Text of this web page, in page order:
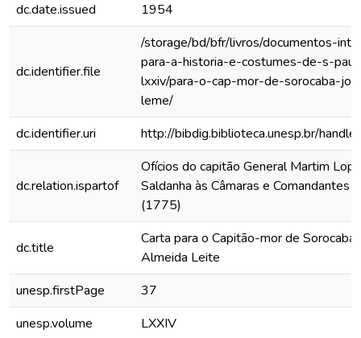
dc.date.issued
1954
dc.identifier.file
/storage/bd/bfr/livros/documentos-
para-a-historia-e-costumes-de-s-
lxxiv/para-o-cap-mor-de-sorocaba-
leme/
dc.identifier.uri
http://bibdig.biblioteca.unesp.br/
dc.relation.ispartof
Ofícios do capitão General Martim
Saldanha às Câmaras e Comandantes
(1775)
dc.title
Carta para o Capitão-mor de
Almeida Leite
unesp.firstPage
37
unesp.volume
LXXIV